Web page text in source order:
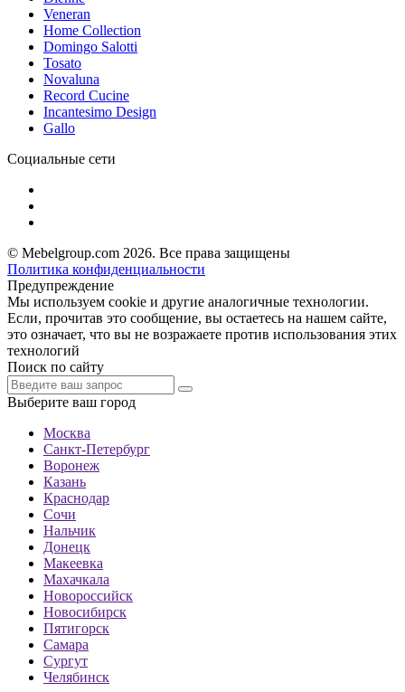
Veneran
Home Collection
Domingo Salotti
Tosato
Novaluna
Record Cucine
Incantesimo Design
Gallo
Социальные сети
© Mebelgroup.com 2026. Все права защищены
Политика конфиденциальности
Предупреждение
Мы используем cookie и другие аналогичные технологии.
Если, прочитав это сообщение, вы остаетесь на нашем сайте,
это означает, что вы не возражаете против использования этих
технологий
Поиск по сайту
Выберите ваш город
Москва
Санкт-Петербург
Воронеж
Казань
Краснодар
Сочи
Нальчик
Донецк
Макеевка
Махачкала
Новороссийск
Новосибирск
Пятигорск
Самара
Сургут
Челябинск